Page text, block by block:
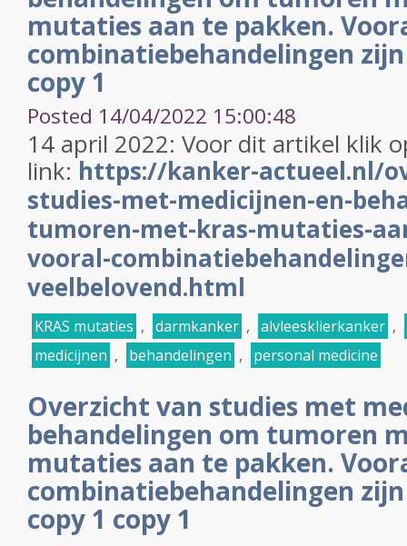
mutaties aan te pakken.
combinatiebehandelingen
copy 1
Posted 14/04/2022 15:00:48
14 april 2022: Voor dit artikel klik
link: https://kanker-actueel.nl/
studies-met-medicijnen-en-
tumoren-met-kras-mutaties-
vooral-
veelbelovend.html
KRAS mutaties , darmkanker , alvleesklierkanker ,
medicijnen , behandelingen , personal medicine
Overzicht van studies met
behandelingen om tumoren
mutaties aan te pakken.
combinatiebehandelingen
copy 1 copy 1